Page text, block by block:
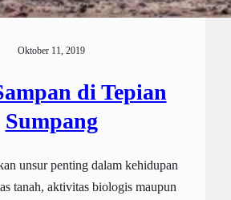
Oktober 11, 2019
di Tepian
Sumpang
unsur penting dalam kehidupan
tanah, aktivitas biologis maupun